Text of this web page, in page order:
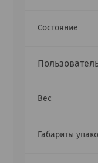
Состояние
Вес
Габариты